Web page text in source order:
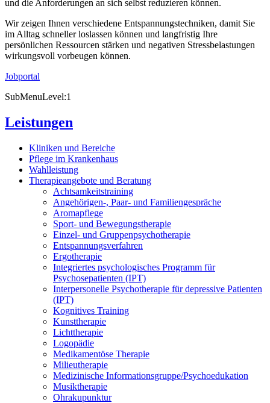
und die Anforderungen an sich selbst reduzieren können.
Wir zeigen Ihnen verschiedene Entspannungstechniken, damit Sie
im Alltag schneller loslassen können und langfristig Ihre
persönlichen Ressourcen stärken und negativen Stressbelastungen
wirkungsvoll vorbeugen können.
Jobportal
SubMenuLevel:1
Leistungen
Kliniken und Bereiche
Pflege im Krankenhaus
Wahlleistung
Therapieangebote und Beratung
Achtsamkeitstraining
Angehörigen-, Paar- und Familiengespräche
Aromapflege
Sport- und Bewegungstherapie
Einzel- und Gruppenpsychotherapie
Entspannungsverfahren
Ergotherapie
Integriertes psychologisches Programm für
Psychosepatienten (IPT)
Interpersonelle Psychotherapie für depressive Patienten
(IPT)
Kognitives Training
Kunsttherapie
Lichttherapie
Logopädie
Medikamentöse Therapie
Milieutherapie
Medizinische Informationsgruppe/Psychoedukation
Musiktherapie
Ohrakupunktur